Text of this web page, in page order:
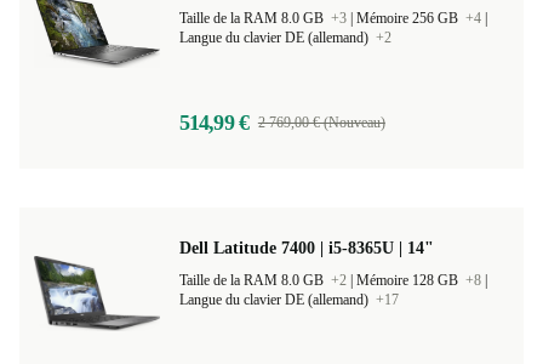
Taille de la RAM 8.0 GB +3 Mémoire 256 GB +4
Langue du clavier DE (allemand) +2
514,99 € 2 769,00 € (Nouveau)
Dell Latitude 7400 | i5-8365U | 14"
Taille de la RAM 8.0 GB +2 Mémoire 128 GB +8
Langue du clavier DE (allemand) +17